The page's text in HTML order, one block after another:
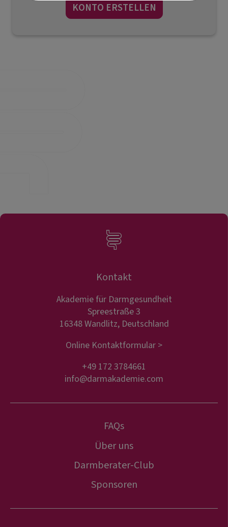
KONTO ERSTELLEN
Kontakt
Akademie für Darmgesundheit
Spreestraße 3
16348 Wandlitz, Deutschland
Online Kontaktformular >
+49 172 3784661
info@darmakademie.com
FAQs
Über uns
Darmberater-Club
Sponsoren